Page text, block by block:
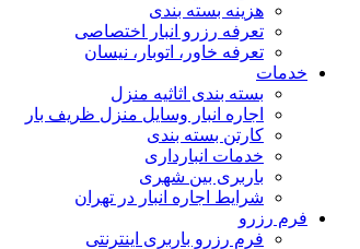
هزینه بسته بندی
تعرفه رزرو انبار اختصاصی
تعرفه خاور، اتوبار، نیسان
خدمات
بسته بندی اثاثیه منزل
اجاره انبار وسایل منزل ظریف بار
کارتن بسته بندی
خدمات انبارداری
باربری بین شهری
شرایط اجاره انبار در تهران
فرم رزرو
فرم رزرو باربری اینترنتی